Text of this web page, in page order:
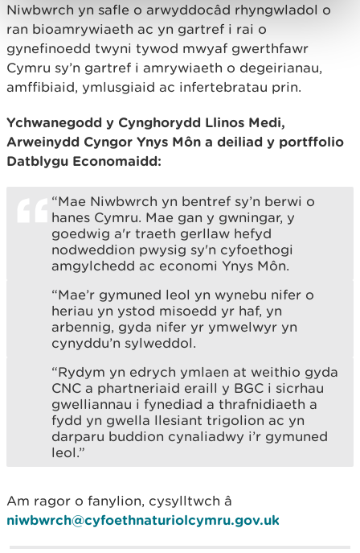
Niwbwrch yn safle o arwyddocâd rhyngwladol o
ran bioamrywiaeth ac yn gartref i rai o
gynefinoedd twyni tywod mwyaf gwerthfawr
Cymru sy’n gartref i amrywiaeth o degeirianau,
amffibiaid, ymlusgiaid ac infertebratau prin.
Ychwanegodd y Cynghorydd Llinos Medi,
Arweinydd Cyngor Ynys Môn a deiliad y portffolio
Datblygu Economaidd:
“Mae Niwbwrch yn bentref sy’n berwi o
hanes Cymru. Mae gan y gwningar, y
goedwig a'r traeth gerllaw hefyd
nodweddion pwysig sy'n cyfoethogi
amgylchedd ac economi Ynys Môn.
“Mae’r gymuned leol yn wynebu nifer o
heriau yn ystod misoedd yr haf, yn
arbennig, gyda nifer yr ymwelwyr yn
cynyddu’n sylweddol.
“Rydym yn edrych ymlaen at weithio gyda
CNC a phartneriaid eraill y BGC i sicrhau
gwelliannau i fynediad a thrafnidiaeth a
fydd yn gwella llesiant trigolion ac yn
darparu buddion cynaliadwy i’r gymuned
leol.”
Am ragor o fanylion, cysylltwch â
niwbwrch@cyfoethnaturiolcymru.gov.uk